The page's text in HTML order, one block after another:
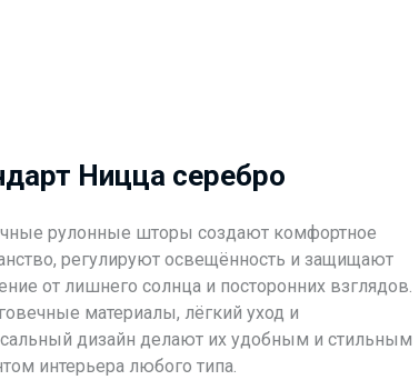
Ницца серебро
рулонные шторы создают комфортное
регулируют освещённость и защищают
от лишнего солнца и посторонних взглядов.
материалы, лёгкий уход и
дизайн делают их удобным и стильным
интерьера любого типа.